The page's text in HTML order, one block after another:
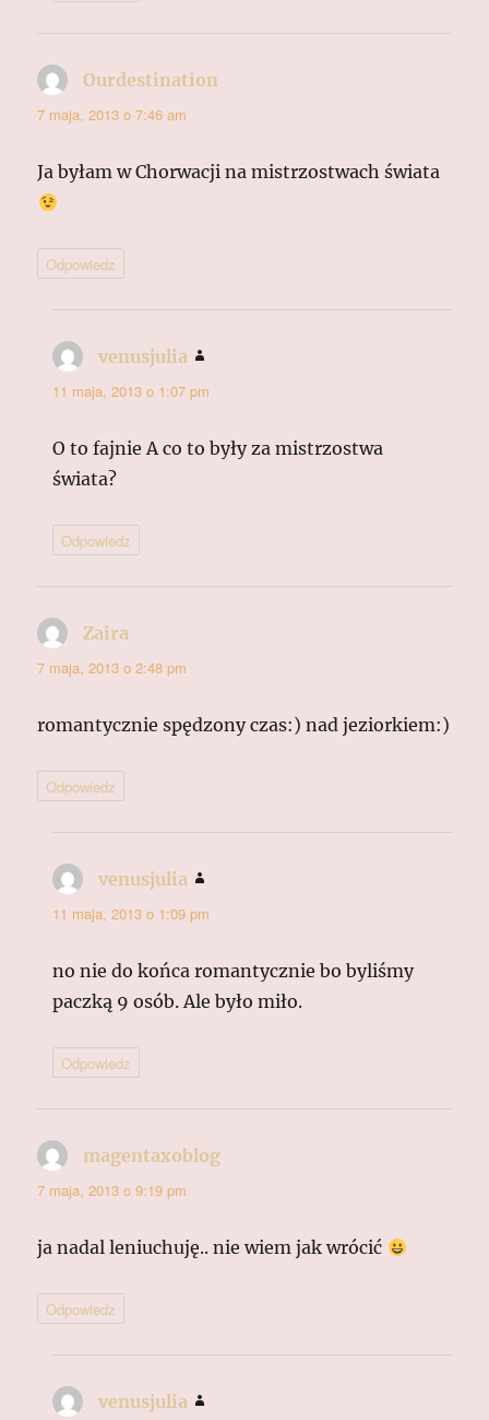
Ourdestination
7 maja, 2013 o 7:46 am
Ja byłam w Chorwacji na mistrzostwach świata
Odpowiedz
venusjulia
11 maja, 2013 o 1:07 pm
O to fajnie A co to były za mistrzostwa
świata?
Odpowiedz
Zaira
7 maja, 2013 o 2:48 pm
romantycznie spędzony czas:) nad jeziorkiem:)
Odpowiedz
venusjulia
11 maja, 2013 o 1:09 pm
no nie do końca romantycznie bo byliśmy
paczką 9 osób. Ale było miło.
Odpowiedz
magentaxoblog
7 maja, 2013 o 9:19 pm
ja nadal leniuchuję.. nie wiem jak wrócić
Odpowiedz
venusjulia